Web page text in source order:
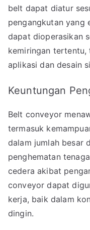
belt dapat diatur
pengangkutan yang
dapat dioperasikan
kemiringan tertentu,
aplikasi dan desain
Keuntungan
Belt conveyor
termasuk
dalam jumlah besar
penghematan
cedera akibat
conveyor dapat
kerja, baik dalam
dingin.